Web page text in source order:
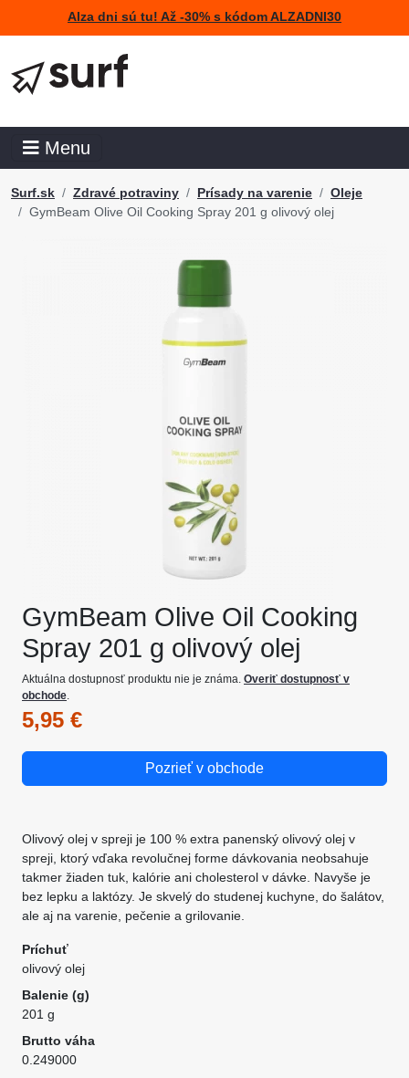
Alza dni sú tu! Až -30% s kódom ALZADNI30
Menu
Surf.sk Zdravé potraviny Prísady na varenie
Oleje
GymBeam Olive Oil Cooking Spray 201 g olivový olej
GymBeam Olive Oil Cooking
Spray 201 g olivový olej
Aktuálna dostupnosť produktu nie je známa. Overiť dostupnosť v
obchode.
5,95 €
Pozrieť v obchode
Olivový olej v spreji je 100 % extra panenský olivový olej v
spreji, ktorý vďaka revolučnej forme dávkovania neobsahuje
takmer žiaden tuk, kalórie ani cholesterol v dávke. Navyše je
bez lepku a laktózy. Je skvelý do studenej kuchyne, do šalátov,
ale aj na varenie, pečenie a grilovanie.
Príchuť
olivový olej
Balenie (g)
201 g
Brutto váha
0.249000